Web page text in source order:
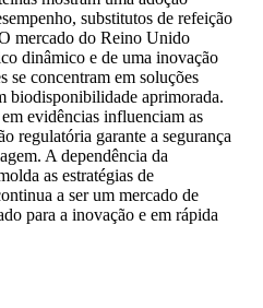
substitutos de refeição
mercado do Reino Unido
dinâmico e de uma inovação
se concentram em soluções
biodisponibilidade aprimorada.
evidências influenciam as
regulatória garante a segurança
A dependência da
as estratégias de
a ser um mercado de
para a inovação e em rápida